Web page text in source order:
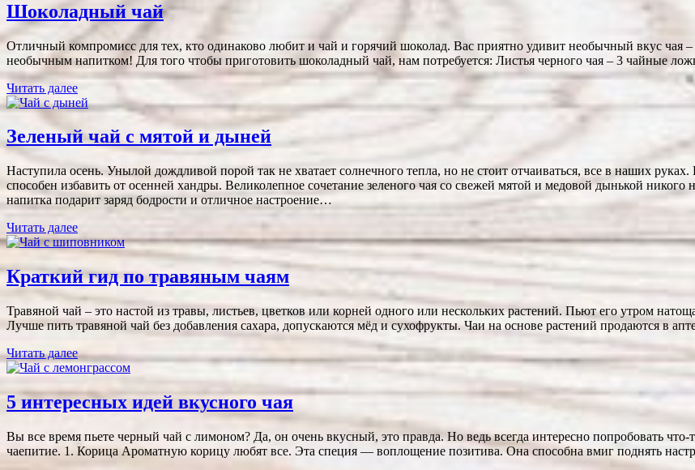
Шоколадный чай
Отличный компромисс для тех, кто одинаково любит и чай и горячий шоколад. Вас приятно удивит необычный вкус
необычным напитком! Для того чтобы приготовить шоколадный чай, нам потребуется: Листья черного чая – 3 чайные
Читать далее
Зеленый чай с мятой и дыней
Наступила осень. Унылой дождливой порой так не хватает солнечного тепла, но не стоит отчаиваться, все в наших
способен избавить от осенней хандры. Великолепное сочетание зеленого чая со свежей мятой и медовой дынькой
напитка подарит заряд бодрости и отличное настроение…
Читать далее
Краткий гид по травяным чаям
Травяной чай – это настой из травы, листьев, цветков или корней одного или нескольких растений. Пьют его утром
Лучше пить травяной чай без добавления сахара, допускаются мёд и сухофрукты. Чаи на основе растений продаются в
Читать далее
5 интересных идей вкусного чая
Вы все время пьете черный чай с лимоном? Да, он очень вкусный, это правда. Но ведь всегда интересно попробовать
чаепитие. 1. Корица Ароматную корицу любят все. Эта специя — воплощение позитива. Она способна вмиг поднять